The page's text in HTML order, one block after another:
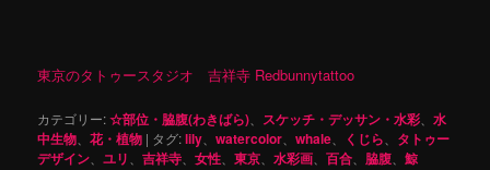
東京のタトゥースタジオ 吉祥寺 Redbunnytattoo
カテゴリー:☆部位・脇腹(わきばら) スケッチ・デッサン・水彩 、水
中生物 、花・植物 | タグ:lily 、watercolor 、whale くじら
タトゥー
デザイン 、ユリ 、吉祥寺 、女性 、東京 、水彩画 、百合 脇腹 、鯨